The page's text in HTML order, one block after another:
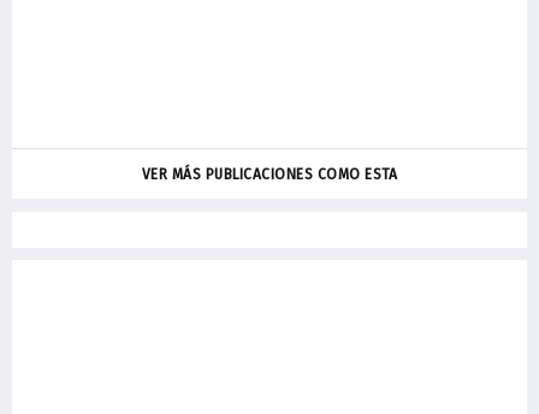
VER MÁS PUBLICACIONES COMO ESTA